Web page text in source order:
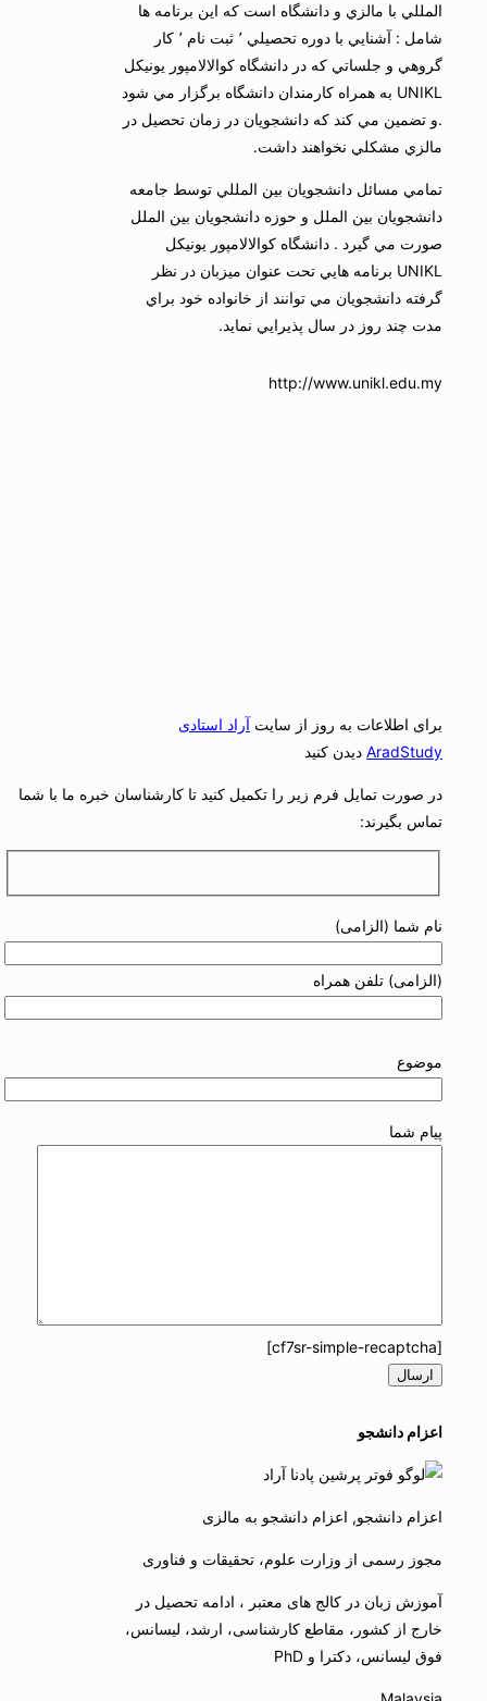
المللي با مالزي و دانشگاه است كه اين برنامه ها
شامل : آشنايي با دوره تحصيلي ٬ ثبت نام ٬ كار
گروهي و جلساتي كه در دانشگاه كوالالامپور يونيكل
UNIKL به همراه كارمندان دانشگاه برگزار مي شود
.و تضمين مي كند كه دانشجويان در زمان تحصيل در
مالزي مشكلي نخواهند داشت.
تمامي مسائل دانشجويان بين المللي توسط جامعه
دانشجويان بين الملل و حوزه دانشجويان بين الملل
صورت مي گيرد . دانشگاه كوالالامپور يونيكل
UNIKL برنامه هايي تحت عنوان ميزبان در نظر
گرفته دانشجويان مي توانند از خانواده خود براي
مدت چند روز در سال پذيرايي نمايد.
http://www.unikl.edu.my
برای اطلاعات به روز از سایت آراد استادی
AradStudy دیدن کنید
در صورت تمایل فرم زیر را تکمیل کنید تا کارشناسان خبره ما با شما
تماس بگیرند:
نام شما (الزامی)
(الزامی) تلفن همراه
موضوع
پیام شما
[cf7sr-simple-recaptcha]
اعزام دانشجو
اعزام دانشجو, اعزام دانشجو به مالزی
مجوز رسمی از وزارت علوم، تحقیقات و فناوری
آموزش زبان در کالج های معتبر ، ادامه تحصیل در
خارج از کشور، مقاطع کارشناسی، ارشد، لیسانس،
فوق لیسانس، دکترا و PhD